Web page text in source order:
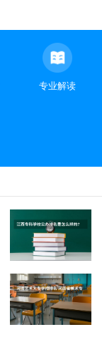
专业解读